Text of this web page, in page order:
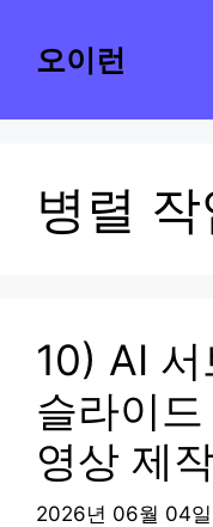
오이런
병렬 작
10) AI
슬라이
영상 제
2026년 06월 04일